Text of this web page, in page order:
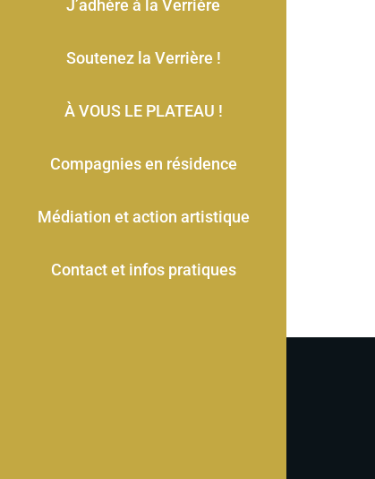
J’adhère à la Verrière
Soutenez la Verrière !
À VOUS LE PLATEAU !
Compagnies en résidence
Médiation et action artistique
Contact et infos pratiques